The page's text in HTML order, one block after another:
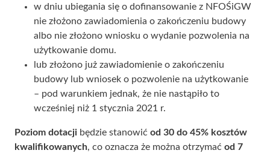
w dniu ubiegania się o dofinansowanie z NFOŚiGW
nie złożono zawiadomienia o zakończeniu budowy
albo nie złożono wniosku o wydanie pozwolenia na
użytkowanie domu.
lub złożono już zawiadomienie o zakończeniu
budowy lub wniosek o pozwolenie na użytkowanie
– pod warunkiem jednak, że nie nastąpiło to
wcześniej niż 1 stycznia 2021 r.
Poziom dotacji będzie stanowić od 30 do 45% kosztów
kwalifikowanych, co oznacza że można otrzymać od 7